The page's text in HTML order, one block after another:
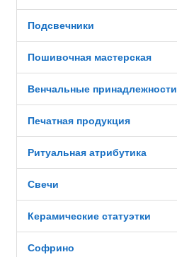
Подсвечники
Пошивочная мастерская
Венчальные принадлежности
Печатная продукция
Ритуальная атрибутика
Свечи
Керамические статуэтки
Софрино